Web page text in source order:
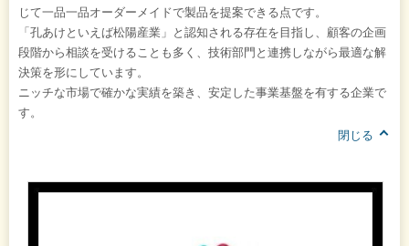
じて一品一品オーダーメイドで製品を提案できる点です。
「孔あけといえば松陽産業」と認知される存在を目指し、顧客の企画
段階から相談を受けることも多く、技術部門と連携しながら最適な解
決策を形にしています。
ニッチな市場で確かな実績を築き、安定した事業基盤を有する企業で
す。
閉じる